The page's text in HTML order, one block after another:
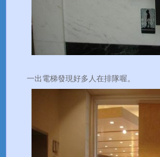
一出電梯發現好多人在排隊喔。